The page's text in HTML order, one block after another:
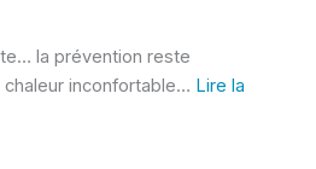
l
la prévention reste
chaleur inconfortable… Lire la